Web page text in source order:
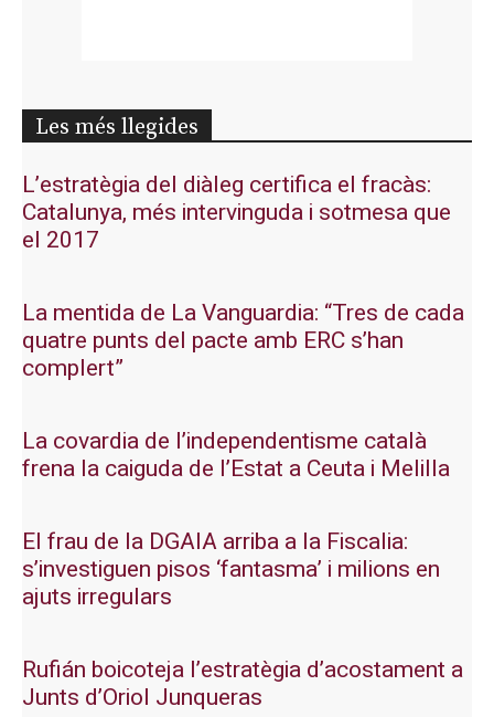
Les més llegides
L’estratègia del diàleg certifica el fracàs:
Catalunya, més intervinguda i sotmesa que
el 2017
La mentida de La Vanguardia: “Tres de cada
quatre punts del pacte amb ERC s’han
complert”
La covardia de l’independentisme català
frena la caiguda de l’Estat a Ceuta i Melilla
El frau de la DGAIA arriba a la Fiscalia:
s’investiguen pisos ‘fantasma’ i milions en
ajuts irregulars
Rufián boicoteja l’estratègia d’acostament a
Junts d’Oriol Junqueras